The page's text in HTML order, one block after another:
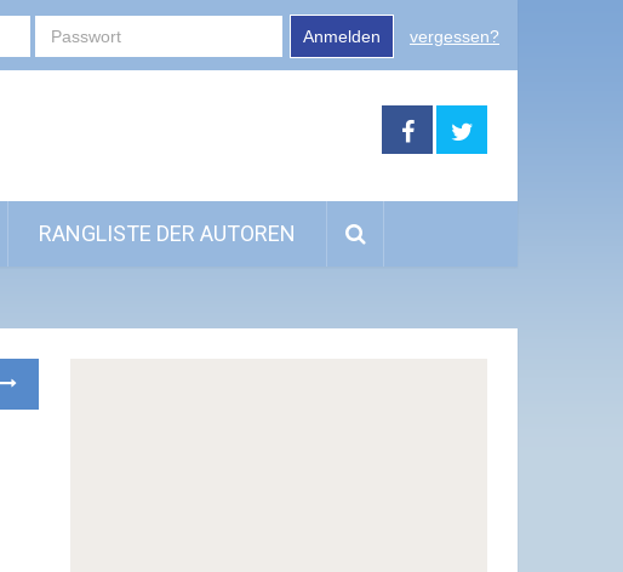
Anmelden vergessen?
RANGLISTE DER AUTOREN